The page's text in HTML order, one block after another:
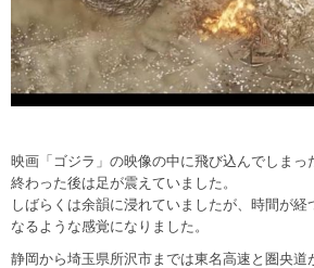
映画「ゴジラ」の映像の中に飛び込んでしまっ
終わった後は足が震えていました。
しばらくは余韻に浸れていましたが、時間が経
なるような感覚になりました。
静岡から埼玉県所沢市までは東名高速と圏央道